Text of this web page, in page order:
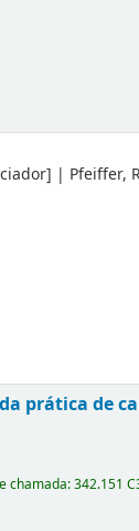
| Pfeiffer,
prática de
chamada:342.151